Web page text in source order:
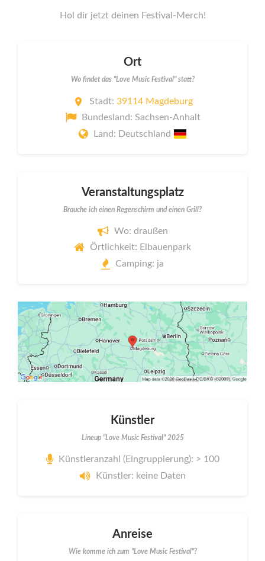
Hol dir jetzt deinen Festival-Merch!
Ort
Wo findet das "Love Music Festival" statt?
Stadt: 39114 Magdeburg
Bundesland: Sachsen-Anhalt
Land: Deutschland
Veranstaltungsplatz
Brauche ich einen Regenschirm und einen Grill?
Wo: draußen
Örtlichkeit: Elbauenpark
Camping: ja
Künstler
Lineup "Love Music Festival" 2025
Künstleranzahl (Eingruppierung): > 100
Künstler: keine Daten
Anreise
Wie komme ich zum "Love Music Festival"?